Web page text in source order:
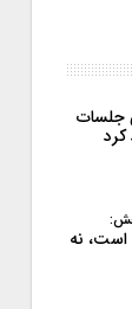
جلسات
کرد
است، نه